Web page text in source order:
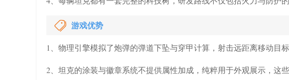
游戏优势
1、物理引擎模拟了炮弹的弹道下坠与穿甲计算，射击远距离移动目
2、坦克的涂装与徽章系统不提供属性加成，纯粹用于外观展示，这